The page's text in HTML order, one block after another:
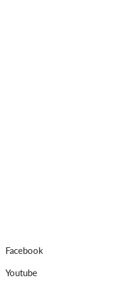
Facebook
Youtube